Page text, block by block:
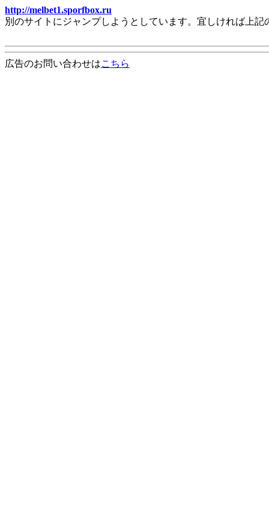
http://melbet1.sporfbox.ru
別のサイトにジャンプしようとしています。宜しければ上
広告のお問い合わせはこちら